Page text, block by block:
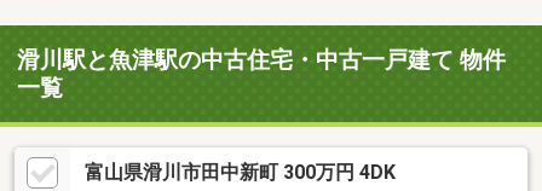
滑川駅と魚津駅の中古住宅・中古一戸建て 物件
一覧
富山県滑川市田中新町 300万円 4DK